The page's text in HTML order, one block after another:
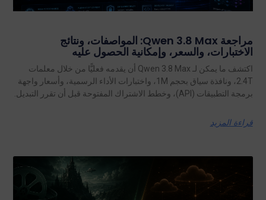
مراجعة Qwen 3.8 Max: المواصفات، ونتائج
الاختبارات، والسعر، وإمكانية الحصول عليه
اكتشف ما يمكن لـ Qwen 3.8 Max أن يقدمه فعليًّا من خلال معلمات
2.4T، ونافذة سياق بحجم 1M، واختبارات الأداء الرسمية، وأسعار واجهة
برمجة التطبيقات (API)، وخطط الاشتراك المفتوحة قبل أن تقرر التبديل.
قراءة المزيد